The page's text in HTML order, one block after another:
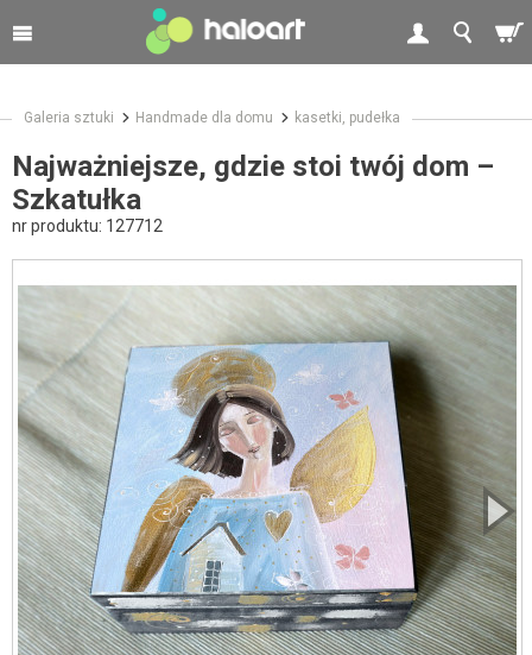
Galeria sztuki Handmade dla domu kasetki, pudełka
Najważniejsze, gdzie stoi twój dom –
Szkatułka
nr produktu: 127712